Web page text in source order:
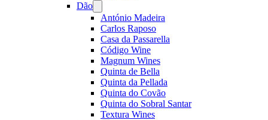
Dão
menu
António Madeira
Carlos Raposo
Casa da Passarella
Código Wine
Magnum Wines
Quinta de Bella
Quinta da Pellada
Quinta do Covão
Quinta do Sobral Santar
Textura Wines